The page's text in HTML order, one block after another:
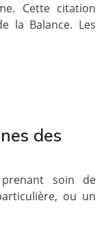
Cette citation
la Balance. Les
des
soin de
ou un